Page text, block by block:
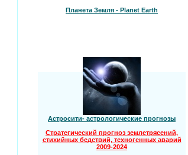
Планета Земля - Planet Earth
Астросити- астрологические прогнозы
Стратегический прогноз землетрясений,
стихийных бедствий, техногенных аварий
2009-2024